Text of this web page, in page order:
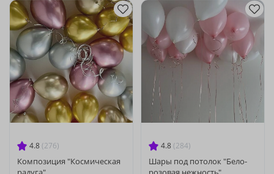
4.8 (276)
Композиция "Космическая
4.8 (284)
Шары под потолок "Бело-